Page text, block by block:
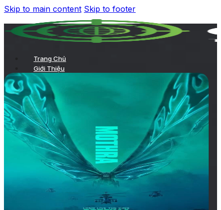
Skip to main content Skip to footer
Trang Chủ
Giới Thiệu
Quảng Cáo Tại Rạp
TVC chiếu trong phòng chiếu
Chiếu TVC trên hệ thống LCD của rạp
Quảng cáo ở sảnh chờ
Kích hoạt thương hiệu
Quảng cáo tại hành lang
Các hình thức quảng cáo tại rạp khác
Quảng Cáo Trong Phim
Khách Hàng